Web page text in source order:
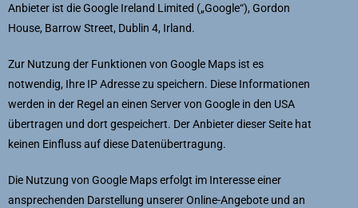
Anbieter ist die Google Ireland Limited („Google“), Gordon
House, Barrow Street, Dublin 4, Irland.
Zur Nutzung der Funktionen von Google Maps ist es
notwendig, Ihre IP Adresse zu speichern. Diese Informationen
werden in der Regel an einen Server von Google in den USA
übertragen und dort gespeichert. Der Anbieter dieser Seite hat
keinen Einfluss auf diese Datenübertragung.
Die Nutzung von Google Maps erfolgt im Interesse einer
ansprechenden Darstellung unserer Online-Angebote und an